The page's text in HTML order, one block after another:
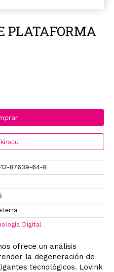
PLATAFORMA
87639-64-8
Digital
ofrece un análisis
la degeneración de
tecnológicos. Lovink